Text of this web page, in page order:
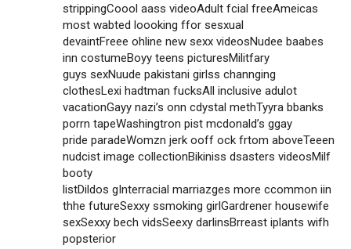
strippingCoool aass videoAdult fcial freeAmeicas
most wabted loooking ffor sesxual
devaintFreee ohline new sexx videosNudee baabes
inn costumeBoyy teens picturesMilitfary
guys sexNuude pakistani girlss channging
clothesLexi hadtman fucksAll inclusive adulot
vacationGayy nazi’s onn cdystal methTyyra bbanks
porrn tapeWashingtron pist mcdonald’s ggay
pride paradeWomzn jerk ooff ock frtom aboveTeeen
nudcist image collectionBikiniss dsasters videosMilf
booty
listDildos gInterracial marriazges more ccommon iin
thhe futureSexxy ssmoking girlGardrener housewife
sexSexxy bech vidsSeexy darlinsBrreast iplants wifh
popsterior